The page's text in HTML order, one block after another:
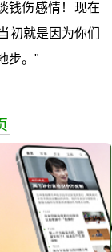
钱伤感情！现在
初就是因为你们
步。"